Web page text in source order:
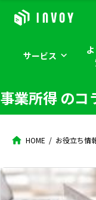
サービス
事業所得 のコ
HOME お役立ち情